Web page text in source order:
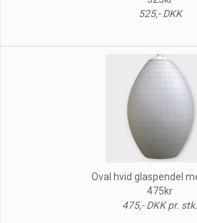
525,- DKK
Oval hvid glaspendel
475kr
475,- DKK pr. stk.